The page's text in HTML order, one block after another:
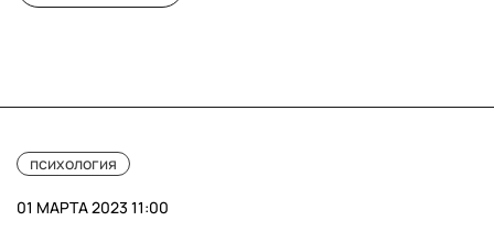
психология
01 МАРТА 2023 11:00